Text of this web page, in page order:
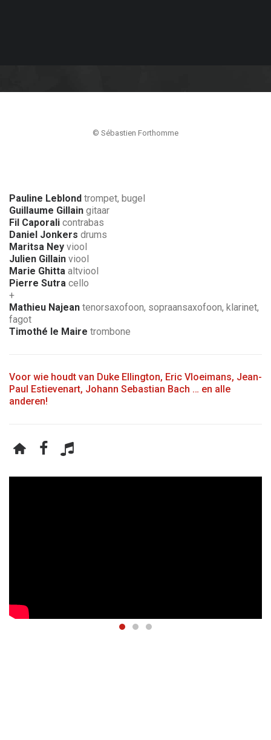
© Sébastien Forthomme
Pauline Leblond trompet, bugel
Guillaume Gillain gitaar
Fil Caporali contrabas
Daniel Jonkers drums
Maritsa Ney viool
Julien Gillain viool
Marie Ghitta altviool
Pierre Sutra cello
+
Mathieu Najean tenorsaxofoon, sopraansaxofoon, klarinet,
fagot
Timothé le Maire trombone
Voor wie houdt van Duke Ellington, Eric Vloeimans, Jean-
Paul Estievenart, Johann Sebastian Bach … en alle
anderen!